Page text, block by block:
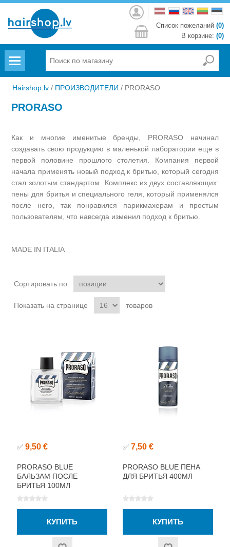
Войти
Список пожеланий (0)
В корзине: (0)
Hairshop.lv / ПРОИЗВОДИТЕЛИ / PRORASO
PRORASO
Как и многие именитые бренды, PRORASO начинал
создавать свою продукцию в маленькой лаборатории еще в
первой половине прошлого столетия. Компания первой
начала применять новый подход к бритью, который сегодня
стал золотым стандартом. Комплекс из двух составляющих:
пены для бритья и специального геля, который применялся
после него, так понравился парикмахерам и простым
пользователям, что навсегда изменил подход к бритью.
MADE IN ITALIA
Сортировать по
Показать на странице товаров
✅ 9,50 €
PRORASO BLUE
БАЛЬЗАМ ПОСЛЕ
БРИТЬЯ 100МЛ
✅ 7,50 €
PRORASO BLUE ПЕНА
ДЛЯ БРИТЬЯ 400МЛ